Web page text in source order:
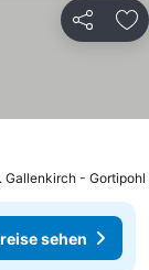
Teilen
Gallenkirch - Gortipohl
sehen